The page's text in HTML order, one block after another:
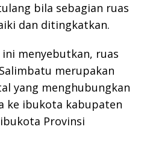
bila sebagian ruas
dan ditingkatkan.
menyebutkan, ruas
merupakan
yang menghubungkan
ke ibukota kabupaten
Provinsi